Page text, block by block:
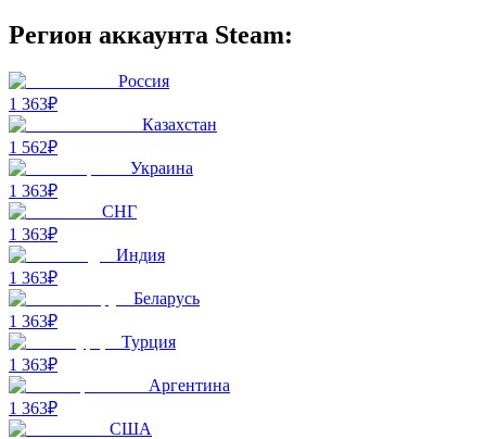
Регион аккаунта Steam:
Россия
1 363₽
Казахстан
1 562₽
Украина
1 363₽
СНГ
1 363₽
Индия
1 363₽
Беларусь
1 363₽
Турция
1 363₽
Аргентина
1 363₽
США